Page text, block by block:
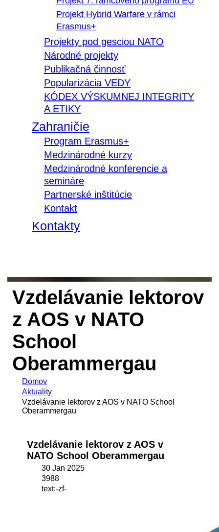
Projekt Hybrid Warfare v rámci
Erasmus+
Projekty pod gesciou NATO
Národné projekty
Publikačná činnosť
Popularizácia VEDY
KÓDEX VÝSKUMNEJ INTEGRITY
A ETIKY
Zahraničie
Program Erasmus+
Medzinárodné kurzy
Medzinárodné konferencie a
semináre
Partnerské inštitúcie
Kontakt
Kontakty
Vzdelávanie lektorov
z AOS v NATO
School
Oberammergau
Domov
Aktuality
Vzdelávanie lektorov z AOS v NATO School
Oberammergau
Vzdelávanie lektorov z AOS v
NATO School Oberammergau
30 Jan 2025
3988
text:-zf-